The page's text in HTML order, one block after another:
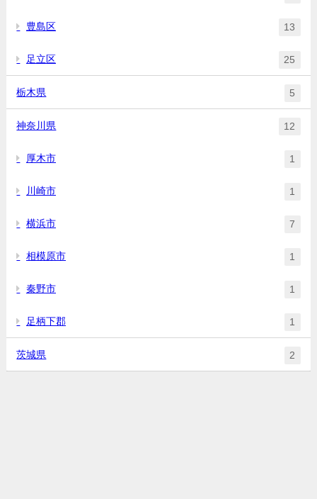
豊島区 13
足立区 25
栃木県 5
神奈川県 12
厚木市 1
川崎市 1
横浜市 7
相模原市 1
秦野市 1
足柄下郡 1
茨城県 2